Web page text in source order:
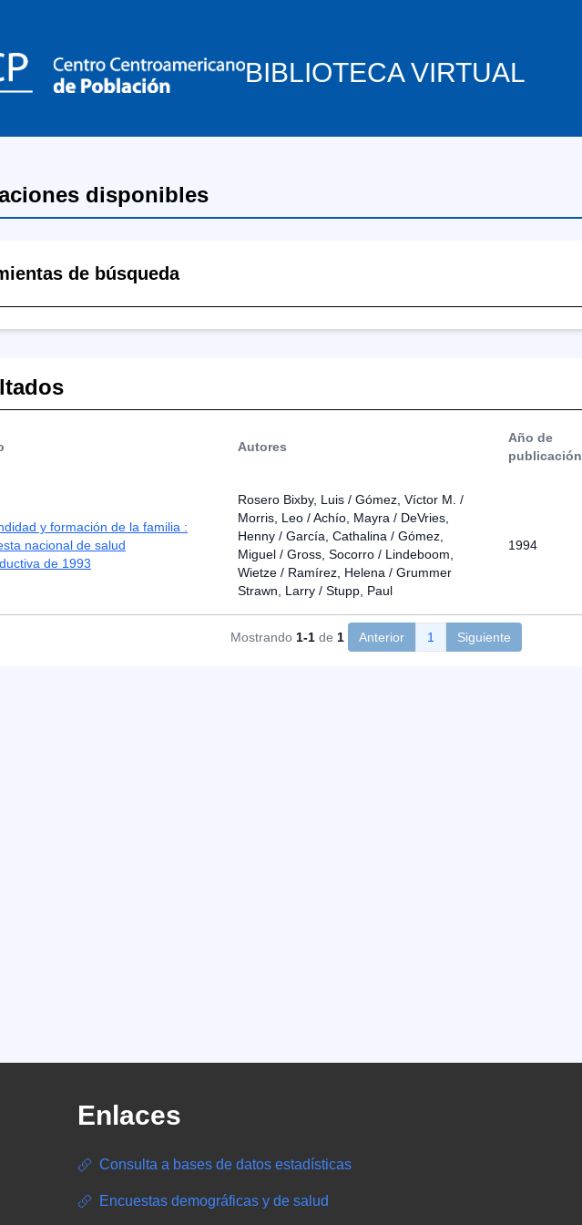
BIBLIOTECA VIRTUAL
disponibles
de búsqueda
Autores
Año de
publicación
y formación de la familia :
nacional de salud
de 1993
Rosero Bixby, Luis / Gómez, Víctor M. /
Morris, Leo / Achío, Mayra / DeVries,
Henny / García, Cathalina / Gómez,
Miguel / Gross, Socorro / Lindeboom,
Wietze / Ramírez, Helena / Grummer
Strawn, Larry / Stupp, Paul
1994
Mostrando 1-1 de 1 Anterior 1 Siguiente
Enlaces
Consulta a bases de datos estadísticas
Encuestas demográficas y de salud